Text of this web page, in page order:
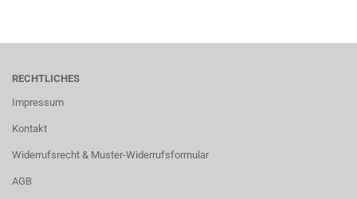
RECHTLICHES
Impressum
Kontakt
Widerrufsrecht & Muster-Widerrufsformular
AGB